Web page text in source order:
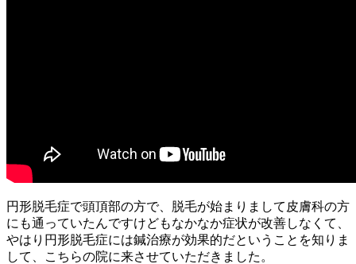
円形脱毛症で頭頂部の方で、脱毛が始まりまして皮膚科の方
にも通っていたんですけどもなかなか症状が改善しなくて、
やはり円形脱毛症には鍼治療が効果的だということを知りま
して、こちらの院に来させていただきました。